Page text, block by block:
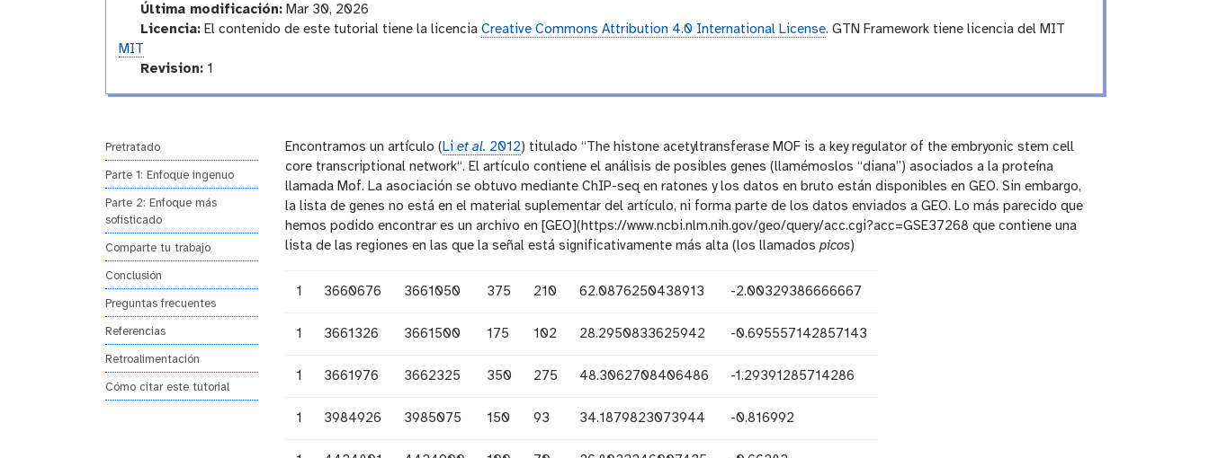
d
u
a
x
h
t
o
r
y
-
a
s
Última modificación:Mar 30, 2026
Licencia:El contenido de este tutorial tiene la licencia Creative Commons Attribution 4.0 International License. GTN Framework tiene licencia del MIT
MIT
v
i
n
Revision:1
Pretratado
Parte 1: Enfoque ingenuo
Parte 2: Enfoque más
sofisticado
Comparte tu trabajo
Conclusión
Preguntas frecuentes
Referencias
Retroalimentación
Cómo citar este tutorial
Encontramos un artículo ( Li et al. 2012) titulado “The histone acetyltransferase MOF is a key regulator of the embryonic stem cell
core transcriptional network“. El artículo contiene el análisis de posibles genes (llamémoslos “diana”) asociados a la proteína
llamada Mof. La asociación se obtuvo mediante ChIP-seq en ratones y los datos en bruto están disponibles en GEO. Sin embargo,
la lista de genes no está en el material suplementar del artículo, ni forma parte de los datos enviados a GEO. Lo más parecido que
hemos podido encontrar es un archivo en [GEO](https://www.ncbi.nlm.nih.gov/geo/query/acc.cgi?acc=GSE37268 que contiene una
lista de las regiones en las que la señal está significativamente más alta (los llamados picos)
1 3660676 3661050 375 210 62.0876250438913 -2.00329386666667
1 3661326 3661500 175 102 28.2950833625942 -0.695557142857143
1 3661976 3662325 350 275 48.3062708406486 -1.29391285714286
1 3984926 3985075 150 93 34.1879823073944 -0.816992